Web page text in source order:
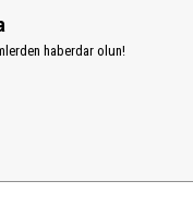
haberdar olun!